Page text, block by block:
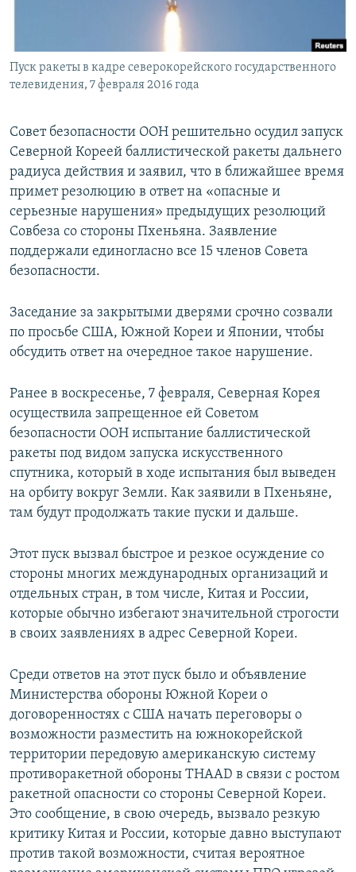
ELIFBE
Все сайты RFE/RL
Пуск ракеты в кадре северокорейского государственного
телевидения, 7 февраля 2016 года
Совет безопасности ООН решительно осудил запуск
Северной Кореей баллистической ракеты дальнего
радиуса действия и заявил, что в ближайшее время
примет резолюцию в ответ на «опасные и
серьезные нарушения» предыдущих резолюций
Совбеза со стороны Пхеньяна. Заявление
поддержали единогласно все 15 членов Совета
безопасности.
Заседание за закрытыми дверями срочно созвали
по просьбе США, Южной Кореи и Японии, чтобы
обсудить ответ на очередное такое нарушение.
Ранее в воскресенье, 7 февраля, Северная Корея
осуществила запрещенное ей Советом
безопасности ООН испытание баллистической
ракеты под видом запуска искусственного
спутника, который в ходе испытания был выведен
на орбиту вокруг Земли. Как заявили в Пхеньяне,
там будут продолжать такие пуски и дальше.
Этот пуск вызвал быстрое и резкое осуждение со
стороны многих международных организаций и
отдельных стран, в том числе, Китая и России,
которые обычно избегают значительной строгости
в своих заявлениях в адрес Северной Кореи.
Среди ответов на этот пуск было и объявление
Министерства обороны Южной Кореи о
договоренностях с США начать переговоры о
возможности разместить на южнокорейской
территории передовую американскую систему
противоракетной обороны THAAD в связи с ростом
ракетной опасности со стороны Северной Кореи.
Это сообщение, в свою очередь, вызвало резкую
критику Китая и России, которые давно выступают
против такой возможности, считая вероятное